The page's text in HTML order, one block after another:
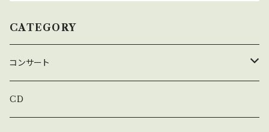
CATEGORY
コンサート
上松美香コンサート
CD